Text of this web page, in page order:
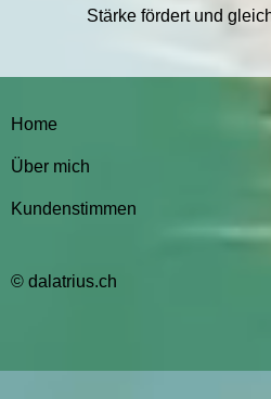
Stärke fördert und
Home
Über mich
Kundenstimmen
© dalatrius.ch